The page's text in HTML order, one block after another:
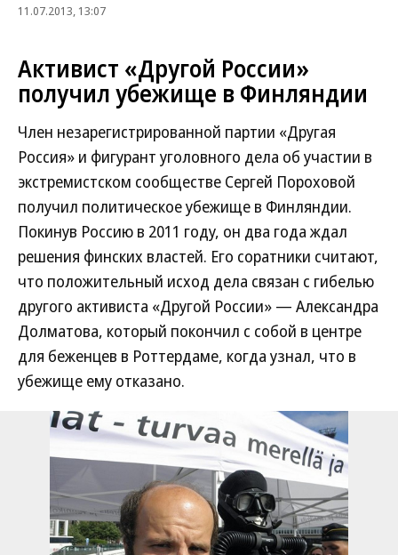
11.07.2013, 13:07
Активист «Другой России»
получил убежище в Финляндии
Член незарегистрированной партии «Другая
Россия» и фигурант уголовного дела об участии в
экстремистском сообществе Сергей Пороховой
получил политическое убежище в Финляндии.
Покинув Россию в 2011 году, он два года ждал
решения финских властей. Его соратники считают,
что положительный исход дела связан с гибелью
другого активиста «Другой России» — Александра
Долматова, который покончил с собой в центре
для беженцев в Роттердаме, когда узнал, что в
убежище ему отказано.